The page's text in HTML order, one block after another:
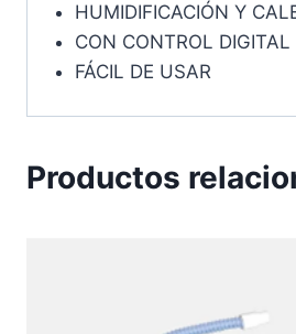
HUMIDIFICACIÓN Y
CON CONTROL DIGITAL
FÁCIL DE USAR
Productos